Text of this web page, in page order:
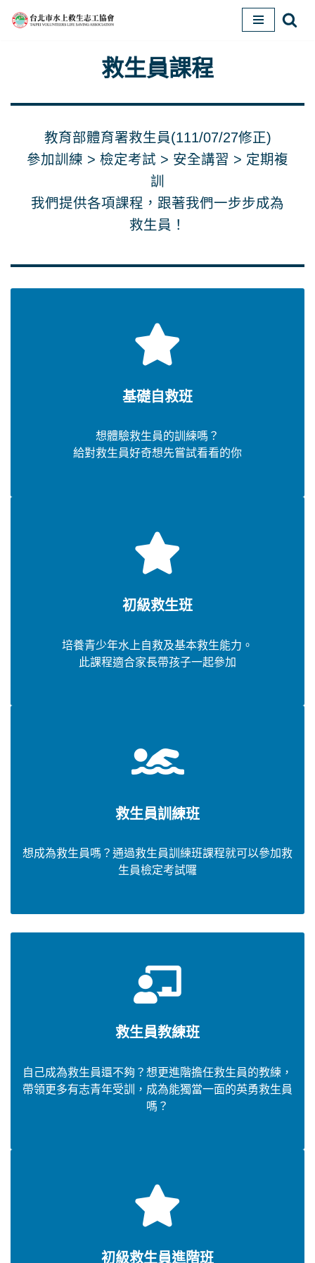
救生員課程
教育部體育署救生員(111/07/27修正)
參加訓練 > 檢定考試 > 安全講習 > 定期複
訓
我們提供各項課程，跟著我們一步步成為
救生員！
基礎自救班
想體驗救生員的訓練嗎？
給對救生員好奇想先嘗試看看的你
初級救生班
培養青少年水上自救及基本救生能力。
此課程適合家長帶孩子一起參加
救生員訓練班
想成為救生員嗎？通過救生員訓練班課程就可以參加救
生員檢定考試囉
救生員教練班
自己成為救生員還不夠？想更進階擔任救生員的教練，
帶領更多有志青年受訓，成為能獨當一面的英勇救生員
嗎？
初級救生員進階班